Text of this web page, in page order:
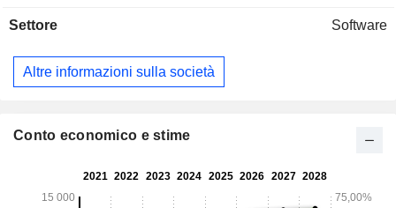
Settore Software
Altre informazioni sulla società
Conto economico e stime